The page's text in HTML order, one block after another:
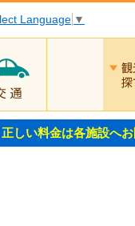
Language ▼
しい料金は各施設へお